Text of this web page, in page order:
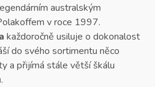
australským
v roce 1997.
každoročně usiluje o dokonalost
do svého sortimentu něco
a přijímá stále větší škálu